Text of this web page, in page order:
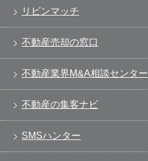
リビンマッチ
不動産売却の窓口
不動産業界M&A相談センター
不動産の集客ナビ
SMSハンター